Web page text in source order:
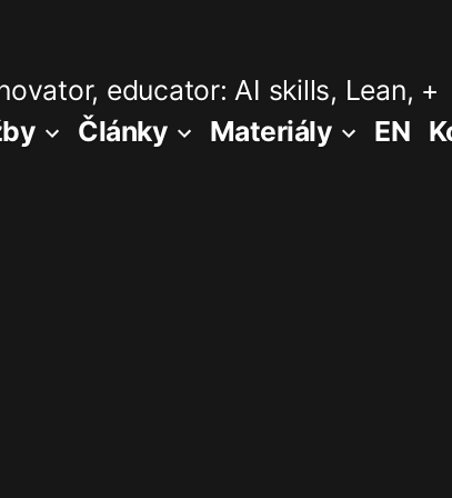
educator: AI skills, Lean, +
Články Materiály EN